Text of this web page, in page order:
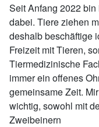
Seit Anfang 2022
dabei. Tiere ziehen
deshalb beschäftige
Freizeit mit Tieren,
Tiermedizinische
immer ein offenes
gemeinsame Zeit.
wichtig, sowohl mit
Zweibeinern